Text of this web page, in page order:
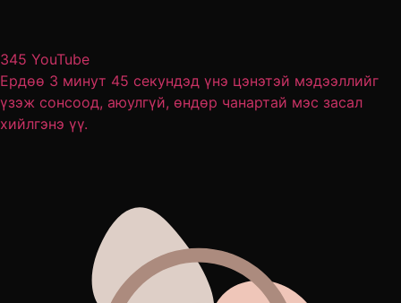
345 YouTube
Ердөө 3 минут 45 секундэд үнэ цэнэтэй мэдээллийг
үзэж сонсоод, аюулгүй, өндөр чанартай мэс засал
хийлгэнэ үү.